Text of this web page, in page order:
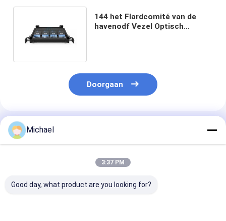
144 het Flardcomité van de
havenodf Vezel Optisch
Doorgaan
Geadviseerde Producten
Michael
3:37 PM
Good day, what product are you looking for?